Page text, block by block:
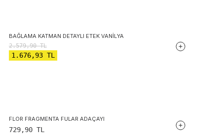
BAĞLAMA KATMAN DETAYLI ETEK VANILYA
2.579,90TL
1.676,93TL
FLOR FRAGMENTA FULAR ADAÇAYI
729,90TL